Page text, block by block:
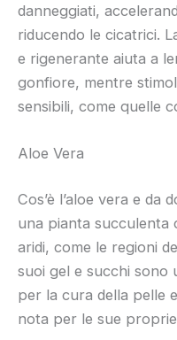
danneggiati,
riducendo le cicatrici.
e rigenerante aiuta a
gonfiore, mentre
sensibili, come quelle
Aloe Vera
Cos’è l’aloe vera e da
una pianta succulenta
aridi, come le regioni
suoi gel e succhi sono
per la cura della pelle
nota per le sue